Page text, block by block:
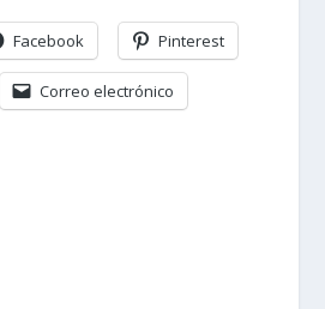
Facebook Pinterest
Correo electrónico